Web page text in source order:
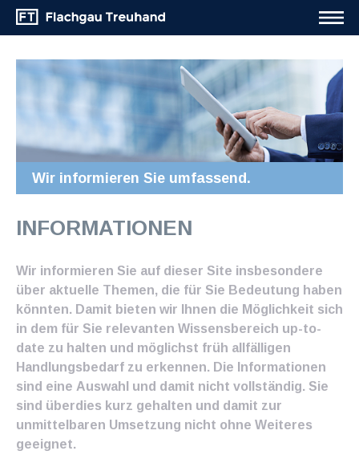
Wir informieren Sie umfassend.
INFORMATIONEN
Wir informieren Sie auf dieser Site insbesondere
über aktuelle Themen, die für Sie Bedeutung haben
könnten. Damit bieten wir Ihnen die Möglichkeit sich
in dem für Sie relevanten Wissensbereich up-to-
date zu halten und möglichst früh allfälligen
Handlungsbedarf zu erkennen. Die Informationen
sind eine Auswahl und damit nicht vollständig. Sie
sind überdies kurz gehalten und damit zur
unmittelbaren Umsetzung nicht ohne Weiteres
geeignet.